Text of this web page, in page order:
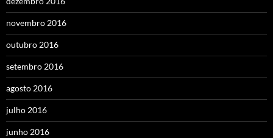
novembro 2016
outubro 2016
setembro 2016
agosto 2016
julho 2016
junho 2016